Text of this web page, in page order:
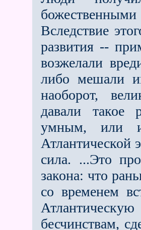
Вследствие
развития --
возжелали
либо мешали
наоборот,
давали такое
умным, или
Атлантической
сила. ...Это
закона: что
со временем
бесчинствам,